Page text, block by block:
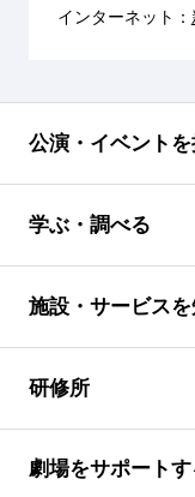
インターネット：
公演・イベント
学ぶ・調べる
施設・サービスを
研修所
劇場をサポートす